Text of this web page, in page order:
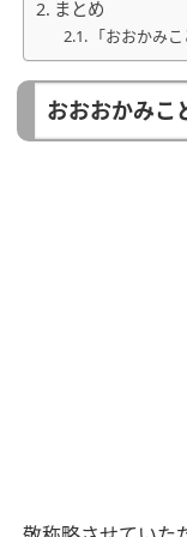
まとめ
「おおかみ
おおおかみこ